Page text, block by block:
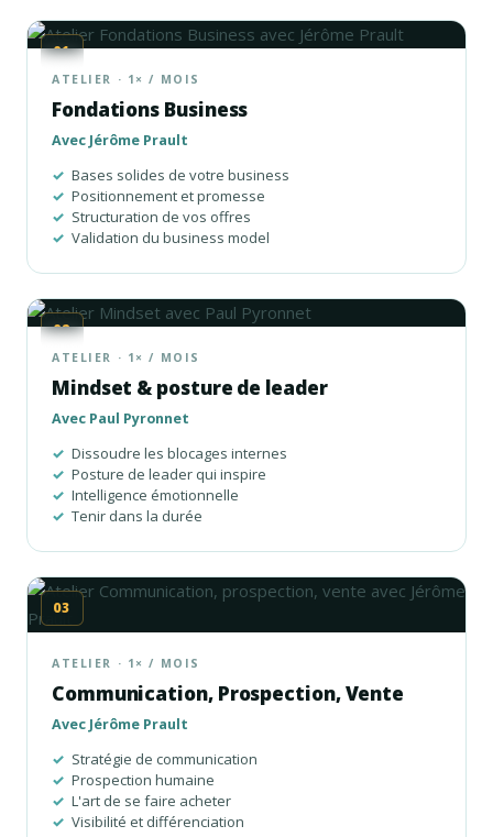
01
ATELIER · 1× / MOIS
Fondations Business
Avec Jérôme Prault
Bases solides de votre business
Positionnement et promesse
Structuration de vos offres
Validation du business model
02
ATELIER · 1× / MOIS
Mindset & posture de leader
Avec Paul Pyronnet
Dissoudre les blocages internes
Posture de leader qui inspire
Intelligence émotionnelle
Tenir dans la durée
03
ATELIER · 1× / MOIS
Communication, Prospection, Vente
Avec Jérôme Prault
Stratégie de communication
Prospection humaine
L'art de se faire acheter
Visibilité et différenciation